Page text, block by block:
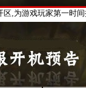
,为游戏玩家第一时